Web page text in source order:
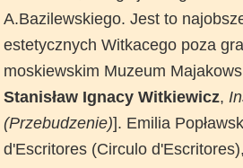
A.Bazilewskiego. Jest to
estetycznych Witkacego poza
moskiewskim Muzeum
Stanisław Ignacy Witkiewicz,
(Przebudzenie)]. Emilia
d'Escritores (Circulo